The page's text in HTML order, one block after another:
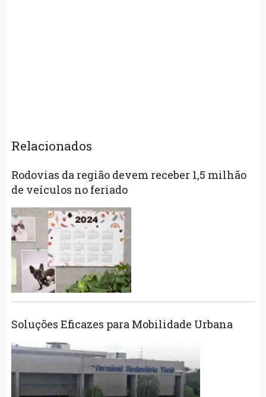
Relacionados
Rodovias da região devem receber 1,5 milhão
de veículos no feriado
Soluções Eficazes para Mobilidade Urbana